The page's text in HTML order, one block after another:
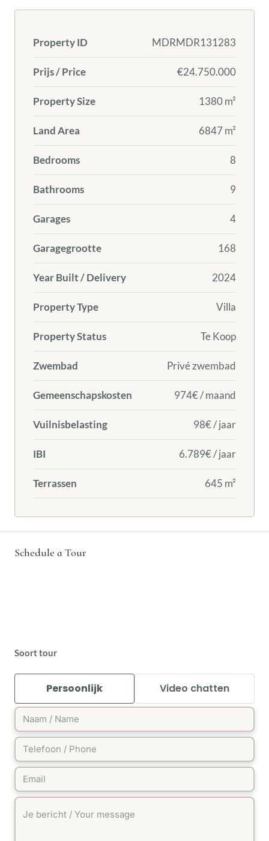
Property ID MDRMDR131283
Prijs / Price €24.750.000
Property Size 1380 m²
Land Area 6847 m²
Bedrooms 8
Bathrooms 9
Garages 4
Garagegrootte 168
Year Built / Delivery 2024
Property Type Villa
Property Status Te Koop
Zwembad Privé zwembad
Gemeenschapskosten 974€ / maand
Vuilnisbelasting 98€ / jaar
IBI 6.789€ / jaar
Terrassen 645 m²
Schedule a Tour
Soort tour
Persoonlijk Video chatten